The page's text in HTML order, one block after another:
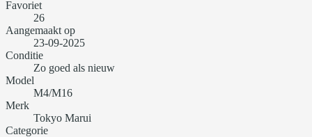
Favoriet
26
Aangemaakt op
23-09-2025
Conditie
Zo goed als nieuw
Model
M4/M16
Merk
Tokyo Marui
Categorie